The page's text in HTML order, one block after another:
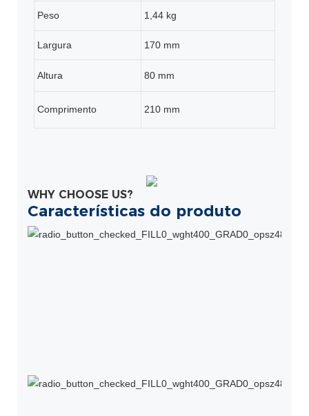
Peso 1,44 kg
Largura 170 mm
Altura 80 mm
Comprimento 210 mm
WHY CHOOSE US?
Características do produto